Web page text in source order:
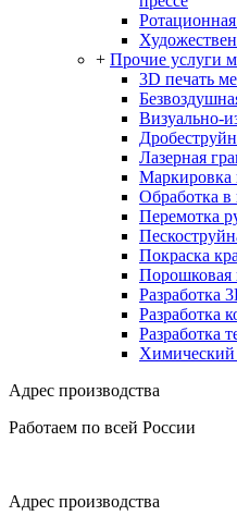
+ Прочие услуги
3D печать
Визуально-
Лазерная
Маркировка
Обработка в
Перемотка
Покраска
Порошковая
Разработка
Разработка
Разработка
Химический
Адрес производства
Работаем по всей России
Адрес производства